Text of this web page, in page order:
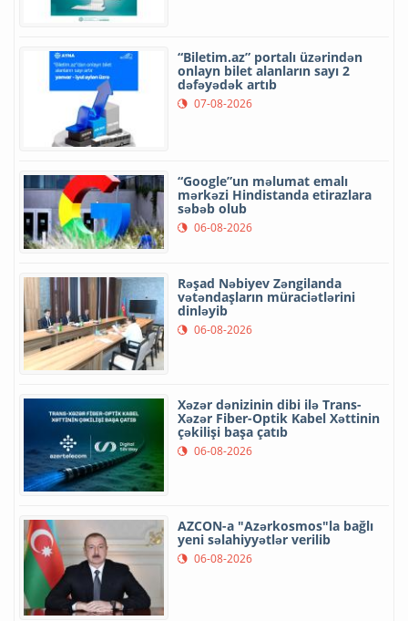
“Biletim.az” portalı üzərindən
onlayn bilet alanların sayı 2
dəfəyədək artıb
07-08-2026
“Google”un məlumat emalı
mərkəzi Hindistanda etirazlara
səbəb olub
06-08-2026
Rəşad Nəbiyev Zəngilanda
vətəndaşların müraciətlərini
dinləyib
06-08-2026
Xəzər dənizinin dibi ilə Trans-
Xəzər Fiber-Optik Kabel Xəttinin
çəkilişi başa çatıb
06-08-2026
AZCON-a "Azərkosmos"la bağlı
yeni səlahiyyətlər verilib
06-08-2026